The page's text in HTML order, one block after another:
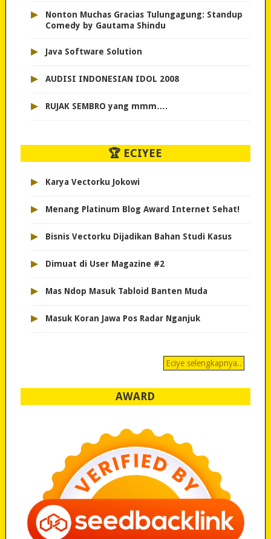
▸
Nonton Muchas Gracias Tulungagung: Standup
Comedy by Gautama Shindu
▸ Java Software Solution
▸ AUDISI INDONESIAN IDOL 2008
▸ RUJAK SEMBRO yang mmm….
🏆 ECIYEE
▸ Karya Vectorku Jokowi
▸ Menang Platinum Blog Award Internet Sehat!
▸ Bisnis Vectorku Dijadikan Bahan Studi Kasus
▸ Dimuat di User Magazine #2
▸ Mas Ndop Masuk Tabloid Banten Muda
▸ Masuk Koran Jawa Pos Radar Nganjuk
Eciye selengkapnya..
AWARD